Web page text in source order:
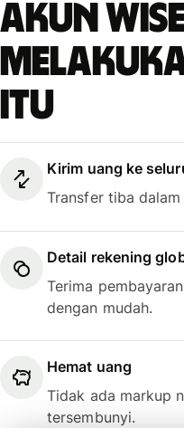
Akun
itu
Kirim uang ke
Transfer tiba
Detail rekening
Terima
dengan mudah.
Hemat uang
Tidak ada markup
tersembunyi.